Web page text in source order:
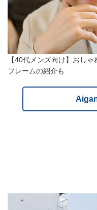
【40代メンズ向け】おし
フレームの紹介も